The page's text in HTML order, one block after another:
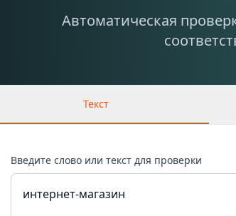
Автоматическая
Текст
Введите слово или текст для проверки